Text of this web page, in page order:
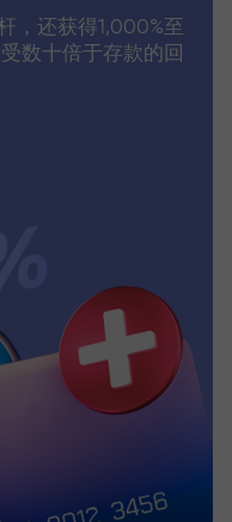
，还获得1,000%至
数十倍于存款的回